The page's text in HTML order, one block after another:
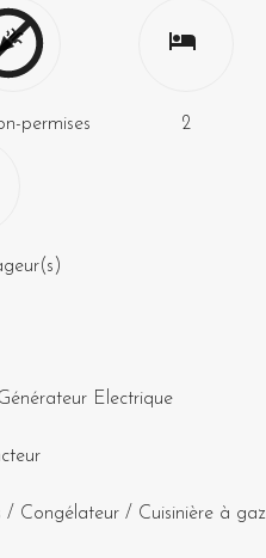
permises 2
Electrique
/ Congélateur / Cuisinière à gaz